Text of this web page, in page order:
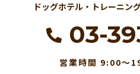
ドッグホテル・トレーニン
03-
営業時間 9:00～